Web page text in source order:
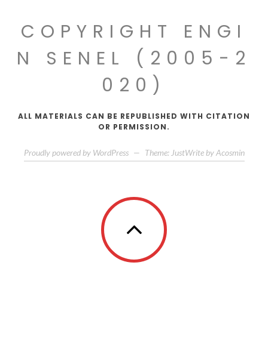
COPYRIGHT ENGI
N SENEL (2005-2
020)
ALL MATERIALS CAN BE REPUBLISHED WITH CITATION
OR PERMISSION.
Proudly powered by WordPress — Theme: JustWrite by Acosmin